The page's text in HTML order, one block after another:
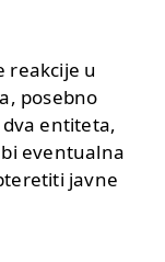
reakcije u
posebno
entiteta,
eventualna
javne